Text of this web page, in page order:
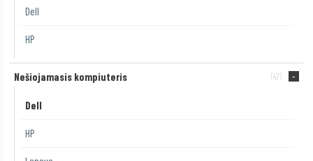
Dell
HP
Nešiojamasis kompiuteris (47)
Dell
HP